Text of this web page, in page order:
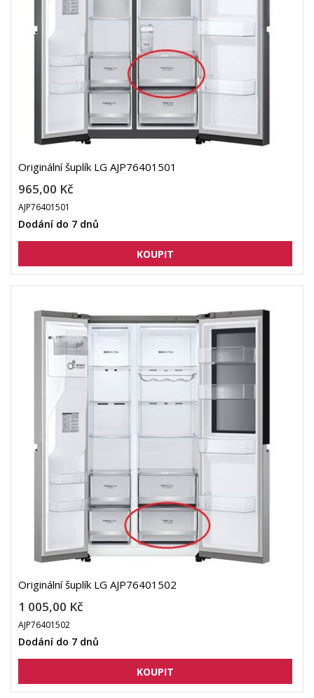
Originální šuplík LG AJP76401501
965,00 Kč
AJP76401501
Dodání do 7 dnů
Originální šuplík LG AJP76401502
1 005,00 Kč
AJP76401502
Dodání do 7 dnů